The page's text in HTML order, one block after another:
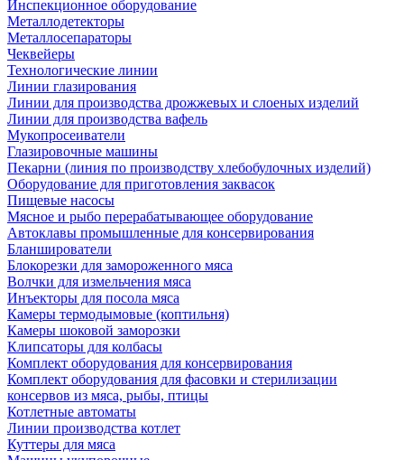
Инспекционное оборудование
Металлодетекторы
Металлосепараторы
Чеквейеры
Технологические линии
Линии глазирования
Линии для производства дрожжевых и слоеных изделий
Линии для производства вафель
Мукопросеиватели
Глазировочные машины
Пекарни (линия по производству хлебобулочных изделий)
Оборудование для приготовления заквасок
Пищевые насосы
Мясное и рыбо перерабатывающее оборудование
Автоклавы промышленные для консервирования
Бланширователи
Блокорезки для замороженного мяса
Волчки для измельчения мяса
Инъекторы для посола мяса
Камеры термодымовые (коптильня)
Камеры шоковой заморозки
Клипсаторы для колбасы
Комплект оборудования для консервирования
Комплект оборудования для фасовки и стерилизации
консервов из мяса, рыбы, птицы
Котлетные автоматы
Линии производства котлет
Куттеры для мяса